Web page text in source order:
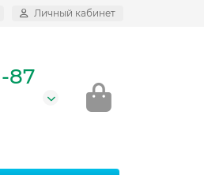
Личный кабинет
87